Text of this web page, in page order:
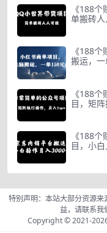
《188
单搬砖
《188
搬运，
《188
目，矩
《188
目，小
特别声明：本站大部分资源
益，请联系我
Copyright © 2021-